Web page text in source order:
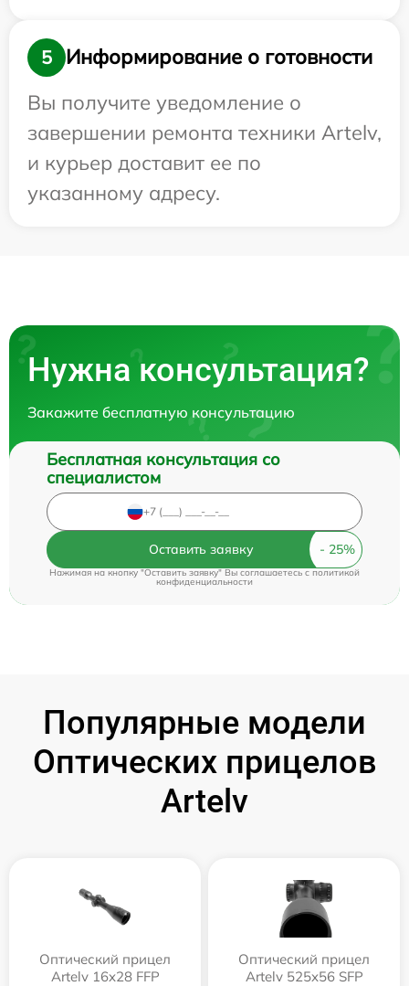
5
Информирование о готовности
Вы получите уведомление о
завершении ремонта техники Artelv,
и курьер доставит ее по
указанному адресу.
Нужна консультация?
Закажите бесплатную консультацию
Бесплатная консультация со
специалистом
Оставить заявку
Нажимая на кнопку "Оставить заявку" Вы соглашаетесь cполитикой
конфиденциальности
Популярные модели
Оптических прицелов
Artelv
Оптический прицел
Artelv 16x28 FFP
Оптический прицел
Artelv 525x56 SFP